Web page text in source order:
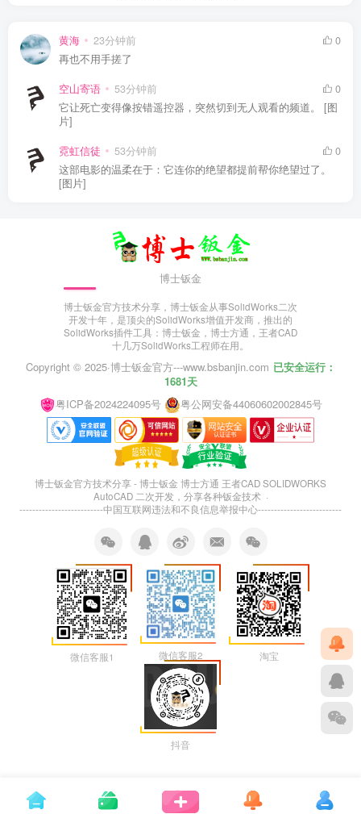
黄海 23分钟前
0
再也不用手搓了
空山寄语 53分钟前
0
它让死亡变得像按错遥控器，突然切到无人观看的频道。 [图
片]
霓虹信徒 53分钟前
0
这部电影的温柔在于：它连你的绝望都提前帮你绝望过了。
[图片]
博士钣金
博士钣金官方技术分享，博士钣金从事SolidWorks二次
开发十年，是顶尖的SolidWorks增值开发商，推出的
SolidWorks插件工具：博士钣金，博士方通，王者CAD
十几万SolidWorks工程师在用。
Copyright © 2025·博士钣金官方---www.bsbanjin.com 已安全运行：
1681天
粤ICP备2024224095号
粤公网安备44060602002845号
博士钣金官方技术分享 - 博士钣金 博士方通 王者CAD SOLIDWORKS
AutoCAD 二次开发，分享各种钣金技术 ·
--------------------------中国互联网违法和不良信息举报中心--------------------------
微信客服1 微信客服2 淘宝
抖音